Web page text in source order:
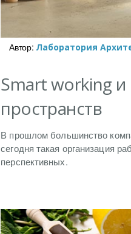
Автор: Лаборатория
Smart working
пространств
В прошлом большинство
сегодня такая организация
перспективных.